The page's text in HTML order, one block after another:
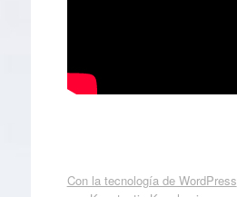
Con la tecnología de WordPress